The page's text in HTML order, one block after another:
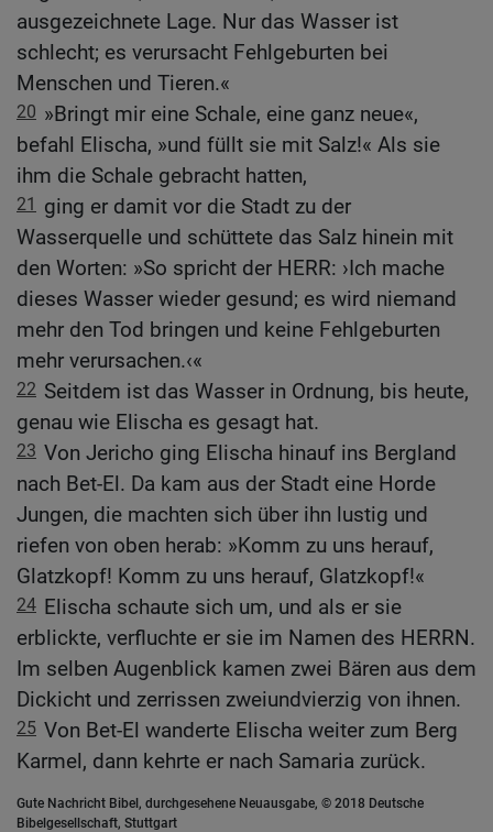
ausgezeichnete Lage. Nur das Wasser ist
schlecht; es verursacht Fehlgeburten bei
Menschen und Tieren.«
20 »Bringt mir eine Schale, eine ganz neue«,
befahl Elischa, »und füllt sie mit Salz!« Als sie
ihm die Schale gebracht hatten,
21 ging er damit vor die Stadt zu der
Wasserquelle und schüttete das Salz hinein mit
den Worten: »So spricht der HERR: ›Ich mache
dieses Wasser wieder gesund; es wird niemand
mehr den Tod bringen und keine Fehlgeburten
mehr verursachen.‹«
22 Seitdem ist das Wasser in Ordnung, bis heute,
genau wie Elischa es gesagt hat.
23 Von Jericho ging Elischa hinauf ins Bergland
nach Bet-El. Da kam aus der Stadt eine Horde
Jungen, die machten sich über ihn lustig und
riefen von oben herab: »Komm zu uns herauf,
Glatzkopf! Komm zu uns herauf, Glatzkopf!«
24 Elischa schaute sich um, und als er sie
erblickte, verfluchte er sie im Namen des HERRN.
Im selben Augenblick kamen zwei Bären aus dem
Dickicht und zerrissen zweiundvierzig von ihnen.
25 Von Bet-El wanderte Elischa weiter zum Berg
Karmel, dann kehrte er nach Samaria zurück.
Gute Nachricht Bibel, durchgesehene Neuausgabe, © 2018 Deutsche
Bibelgesellschaft, Stuttgart